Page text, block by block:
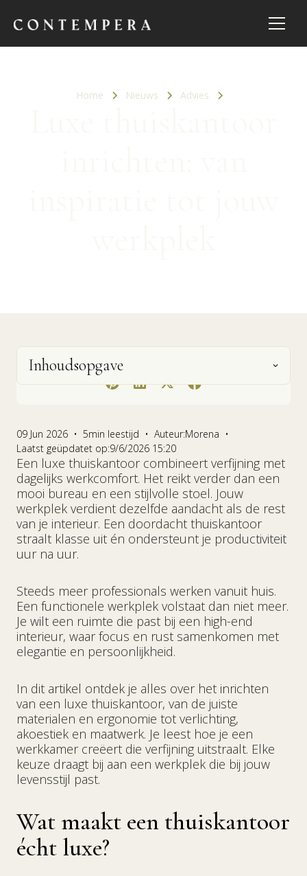
Home Nieuws Advies
Inhoudsopgave
De juiste bureaustoel kiezen: ergonomisch
comfort met designuitstraling
Welk bureau past bij jou: vast, in hoogte
verstelbaar of op maat
Een in hoogte verstelbaar bureau stijlvol
integreren in een luxe interieur
gelaagd lichtplan
Welke meubels heb je nodig voor een
complete luxe thuiswerkplek
Opbergruimte voor een opgeruimde clean-
desk uitstraling
Maatwerk versus modulaire oplossingen:
wanneer kies je wat
Kunst, objecten en persoonlijke accenten in
je werkkamer
Wandplanken en decoratieve opbergruimte
als stijlelement
09 Jun 2026 • 5min leestijd • Auteur:Morena •
Laatst geüpdatet op:9/6/2026 15:20
Een luxe thuiskantoor combineert verfijning met
dagelijks werkcomfort. Het reikt verder dan een
mooi bureau en een stijlvolle stoel. Jouw
werkplek verdient dezelfde aandacht als de rest
van je interieur. Een doordacht thuiskantoor
straalt klasse uit én ondersteunt je productiviteit
uur na uur.
Steeds meer professionals werken vanuit huis.
Een functionele werkplek volstaat dan niet meer.
Je wilt een ruimte die past bij een high-end
interieur, waar focus en rust samenkomen met
elegantie en persoonlijkheid.
In dit artikel ontdek je alles over het inrichten
van een luxe thuiskantoor, van de juiste
materialen en ergonomie tot verlichting,
akoestiek en maatwerk. Je leest hoe je een
werkkamer creëert die verfijning uitstraalt. Elke
keuze draagt bij aan een werkplek die bij jouw
levensstijl past.
Wat maakt een thuiskantoor
écht luxe?